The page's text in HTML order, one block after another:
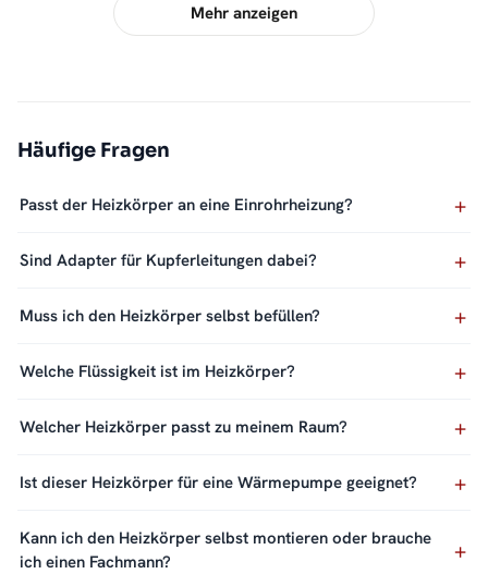
Mehr anzeigen
Häufige Fragen
Passt der Heizkörper an eine Einrohrheizung?
Sind Adapter für Kupferleitungen dabei?
Muss ich den Heizkörper selbst befüllen?
Welche Flüssigkeit ist im Heizkörper?
Welcher Heizkörper passt zu meinem Raum?
Ist dieser Heizkörper für eine Wärmepumpe geeignet?
Kann ich den Heizkörper selbst montieren oder brauche
ich einen Fachmann?